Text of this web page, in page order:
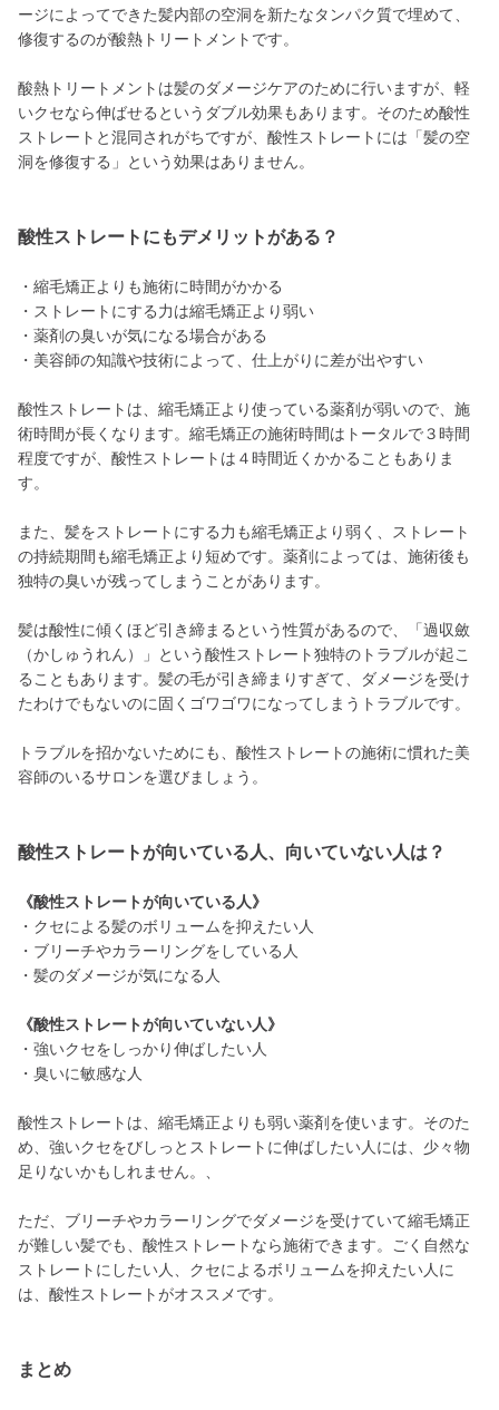
ージによってできた髪内部の空洞を新たなタンパク質で埋めて、
修復するのが酸熱トリートメントです。
酸熱トリートメントは髪のダメージケアのために行いますが、軽
いクセなら伸ばせるというダブル効果もあります。そのため酸性
ストレートと混同されがちですが、酸性ストレートには「髪の空
洞を修復する」という効果はありません。
酸性ストレートにもデメリットがある？
・縮毛矯正よりも施術に時間がかかる
・ストレートにする力は縮毛矯正より弱い
・薬剤の臭いが気になる場合がある
・美容師の知識や技術によって、仕上がりに差が出やすい
酸性ストレートは、縮毛矯正より使っている薬剤が弱いので、施
術時間が長くなります。縮毛矯正の施術時間はトータルで３時間
程度ですが、酸性ストレートは４時間近くかかることもありま
す。
また、髪をストレートにする力も縮毛矯正より弱く、ストレート
の持続期間も縮毛矯正より短めです。薬剤によっては、施術後も
独特の臭いが残ってしまうことがあります。
髪は酸性に傾くほど引き締まるという性質があるので、「過収斂
（かしゅうれん）」という酸性ストレート独特のトラブルが起こ
ることもあります。髪の毛が引き締まりすぎて、ダメージを受け
たわけでもないのに固くゴワゴワになってしまうトラブルです。
トラブルを招かないためにも、酸性ストレートの施術に慣れた美
容師のいるサロンを選びましょう。
酸性ストレートが向いている人、向いていない人は？
《酸性ストレートが向いている人》
・クセによる髪のボリュームを抑えたい人
・ブリーチやカラーリングをしている人
・髪のダメージが気になる人
《酸性ストレートが向いていない人》
・強いクセをしっかり伸ばしたい人
・臭いに敏感な人
酸性ストレートは、縮毛矯正よりも弱い薬剤を使います。そのた
め、強いクセをびしっとストレートに伸ばしたい人には、少々物
足りないかもしれません。、
ただ、ブリーチやカラーリングでダメージを受けていて縮毛矯正
が難しい髪でも、酸性ストレートなら施術できます。ごく自然な
ストレートにしたい人、クセによるボリュームを抑えたい人に
は、酸性ストレートがオススメです。
まとめ